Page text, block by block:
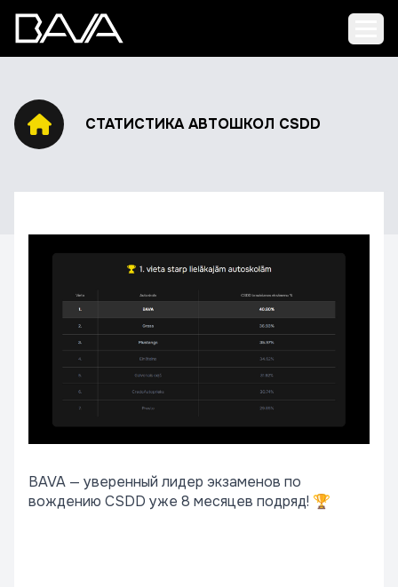
СТАТИСТИКА АВТОШКОЛ CSDD
BAVA — уверенный лидер экзаменов по
вождению CSDD уже 8 месяцев подряд! 🏆